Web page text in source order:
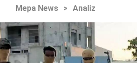
Mepa News > Analiz